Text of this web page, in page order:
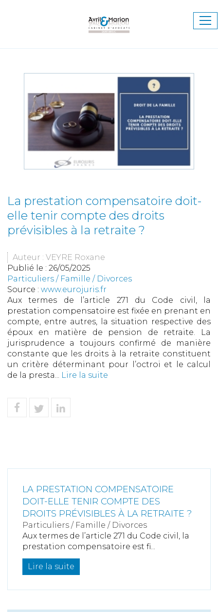
La prestation compensatoire doit-
elle tenir compte des droits
prévisibles à la retraite ?
Auteur : VEYRE Roxane
Publié le : 26/05/2025
Particuliers / Famille / Divorces
Source : www.eurojuris.fr
Aux termes de l’article 271 du Code civil, la
prestation compensatoire est fixée en prenant en
compte, entre autres, la situation respective des
époux en matière de pension de retraite. La
jurisprudence a toujours confirmé de manière
constante que les droits à la retraite constituent
un critère déterminant pour l’octroi et le calcul
de la presta... Lire la suite
LA PRESTATION COMPENSATOIRE
DOIT-ELLE TENIR COMPTE DES
DROITS PRÉVISIBLES À LA RETRAITE ?
Particuliers / Famille / Divorces
Aux termes de l’article 271 du Code civil, la
prestation compensatoire est fi...
Lire la suite